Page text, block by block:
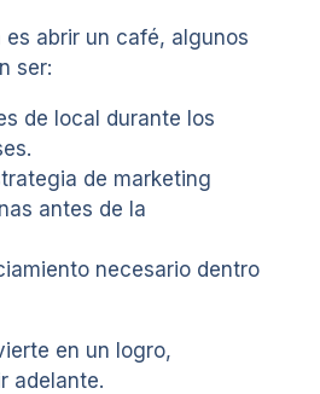
abrir un café, algunos
ser:
de local durante los
de marketing
antes de la
necesario dentro
en un logro,
adelante.